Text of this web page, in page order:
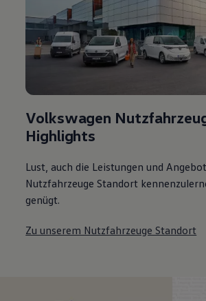
Volkswagen
Highlights
Lust, auch die Leistungen und
Nutzfahrzeuge Standort
genügt.
Zu unserem Nutzfahrzeuge Standort